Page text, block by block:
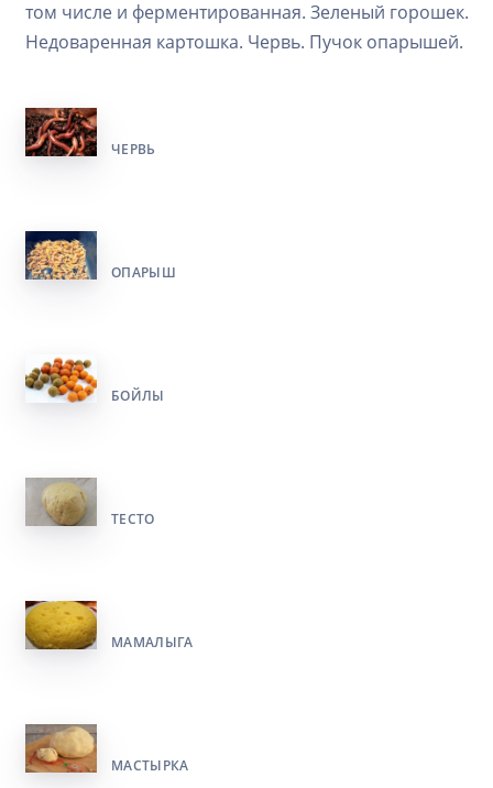
том числе и ферментированная. Зеленый горошек.
Недоваренная картошка. Червь. Пучок опарышей.
ЧЕРВЬ
ОПАРЫШ
БОЙЛЫ
ТЕСТО
МАМАЛЫГА
МАСТЫРКА